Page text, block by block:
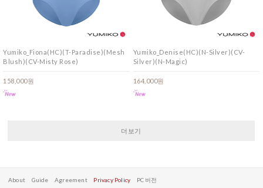
Yumiko_Fiona(HC)(T-Paradise)(Mesh
Blush)(CV-Misty Rose)
158,000원
Yumiko_Denise(HC)(N-Silver)(CV-
Silver)(N-Magic)
164,000원
더보기
About Guide Agreement Privacy Policy PC 버전